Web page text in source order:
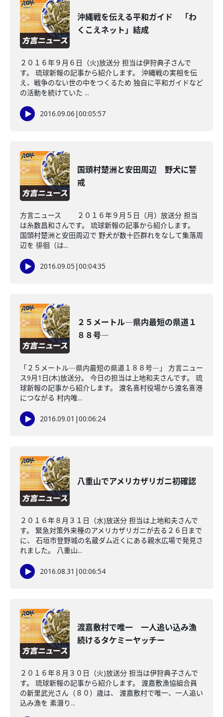
沖縄戦を伝える平和ガイド 「わ
くこえネット」結成
２０１６年９月６日（火)放送分 担当は伊狩典子さんで
す。 琉球新報の記事から紹介します。 沖縄戦の実相を伝
え、戦争のない世の中をつくるため 独自に平和ガイドなど
の活動を続けていた ...
2016.09.06 |00:05:57
国頭村楚洲と安田周辺 野犬に警
戒
方言ニュース ２０１６年９月５日（月）放送分 担当
は糸数昌和さんです。 琉球新報の記事から紹介します。
国頭村楚洲と安田周辺で 野犬が数十匹群れをなして集落周
辺を 徘徊（は...
2016.09.05 |00:04:35
２５メートル―県内最短の県道１
８８号―
「２５メートル―県内最短の県道１８８号―」 方言ニュー
ス9月1日(木)放送分。 今日の担当は上地和夫さんです。 琉
球新報の記事から紹介します。 渡名喜村役場から渡名喜港
につながる 村内唯...
2016.09.01 |00:06:24
八重山でアメリカザリガニ初確認
２０１６年８月３１日（水)放送分 担当は上地和夫さんで
す。 緊急対策外来種のアメリカザリガニが去る２６日まで
に、 石垣市登野城の名蔵ダム近くにある親水広場で発見さ
れました。 八重山...
2016.08.31 |00:06:54
渡嘉敷村で唯一 一人追い込み漁
続けるタケミーヤッチー
２０１６年８月３０日（火)放送分 担当は伊狩典子さんで
す。 琉球新報の記事から紹介します。 渡嘉敷漁協組合員
の新里武光さん（８０）歳は、 渡嘉敷村で唯一、一人追い
込み漁を 素潜り...